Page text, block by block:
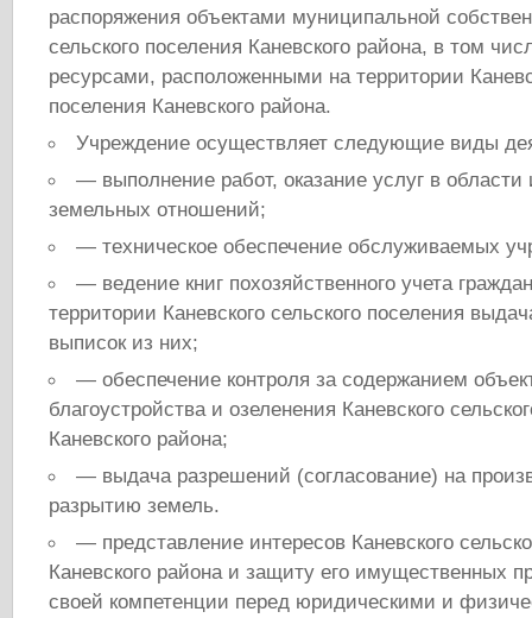
распоряжения объектами муниципальной
сельского поселения Каневского района, в том
ресурсами, расположенными на территории
поселения Каневского района.
Учреждение осуществляет следующие виды
— выполнение работ, оказание услуг в
земельных отношений;
— техническое обеспечение обслуживаемых
— ведение книг похозяйственного учета
территории Каневского сельского поселения
выписок из них;
— обеспечение контроля за содержанием
благоустройства и озеленения Каневского
Каневского района;
— выдача разрешений (согласование) на
разрытию земель.
— представление интересов Каневского
Каневского района и защиту его имущественных
своей компетенции перед юридическими и